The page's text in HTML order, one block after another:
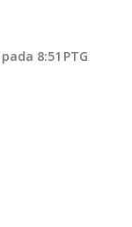
8:51 PTG